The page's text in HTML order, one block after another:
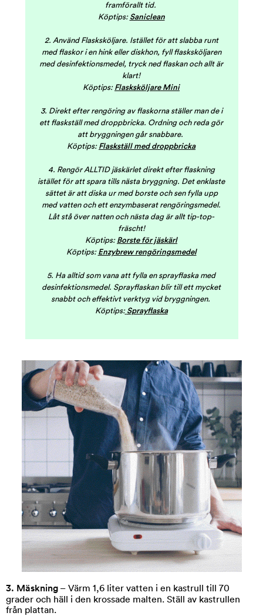
framförallt tid.
Köptips:Saniclean
2. Använd Flasksköljare. Istället för att slabba runt
med flaskor i en hink eller diskhon, fyll flasksköljaren
med desinfektionsmedel, tryck ned flaskan och allt är
klart!
Köptips:Flasksköljare Mini
3. Direkt efter rengöring av flaskorna ställer man de i
ett flaskställ med droppbricka. Ordning och reda gör
att bryggningen går snabbare.
Köptips:Flaskställ med droppbricka
4. Rengör ALLTID jäskärlet direkt efter flaskning
istället för att spara tills nästa bryggning. Det enklaste
sättet är att diska ur med borste och sen fylla upp
med vatten och ett enzymbaserat rengöringsmedel.
Låt stå över natten och nästa dag är allt tip-top-
fräscht!
Köptips:Borste för jäskärl
Köptips:Enzybrew rengöringsmedel
5. Ha alltid som vana att fylla en sprayflaska med
desinfektionsmedel. Sprayflaskan blir till ett mycket
snabbt och effektivt verktyg vid bryggningen.
Köptips: Sprayflaska
3. Mäskning – Värm 1,6 liter vatten i en kastrull till 70
grader och häll i den krossade malten. Ställ av kastrullen
från plattan.